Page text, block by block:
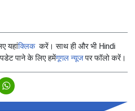
यहांक्लिककरें। साथ ही और भी Hindi
पाने के लिए हमेंगूगल न्यूजपर फॉलो करें।